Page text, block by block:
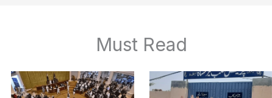
Must Read